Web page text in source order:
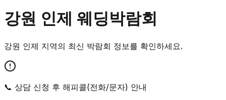
강원 인제 웨딩박람회
강원 인제 지역의 최신 박람회 정보를 확인하세요.
📞 상담 신청 후 해피콜(전화/문자) 안내